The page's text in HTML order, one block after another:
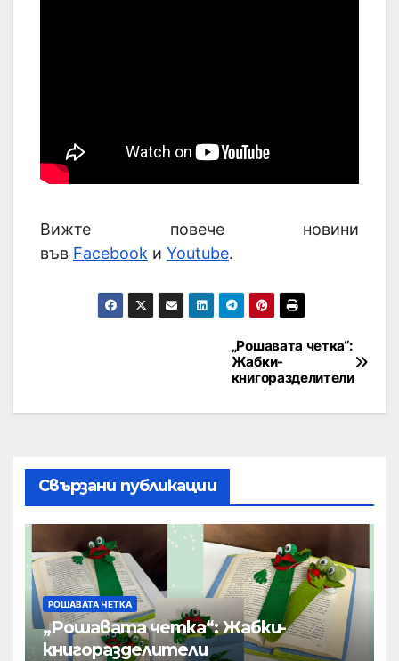
Вижте повече новини
във Facebook и Youtube.
„Рошавата четка“:
Жабки-
книгоразделители
Свързани публикации
РОШАВАТА ЧЕТКА
„Рошавата четка“: Жабки-
книгоразделители